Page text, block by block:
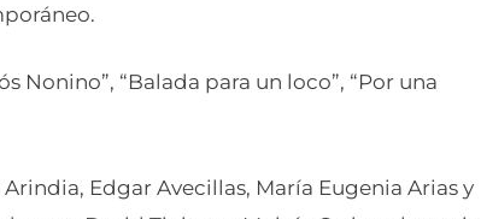
Nonino”, “Balada para un loco”, “Por una
Edgar Avecillas, María Eugenia Arias y